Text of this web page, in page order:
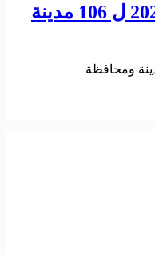
مواقيت الصلاة سعودية 2023 ل 106 مدينة